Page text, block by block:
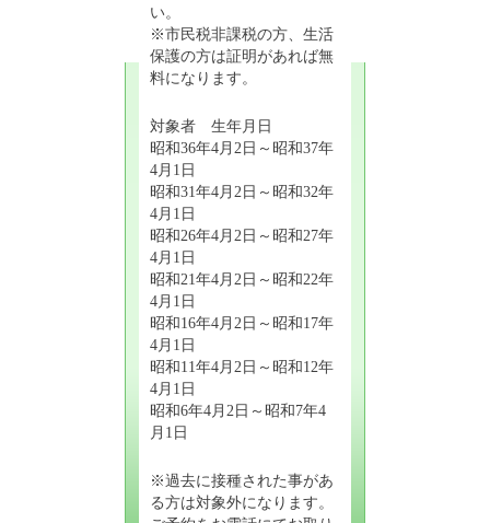
い。
※市民税非課税の方、生活
保護の方は証明があれば無
料になります。
対象者 生年月日
昭和36年4月2日～昭和37年
4月1日
昭和31年4月2日～昭和32年
4月1日
昭和26年4月2日～昭和27年
4月1日
昭和21年4月2日～昭和22年
4月1日
昭和16年4月2日～昭和17年
4月1日
昭和11年4月2日～昭和12年
4月1日
昭和6年4月2日～昭和7年4
月1日
※過去に接種された事があ
る方は対象外になります。